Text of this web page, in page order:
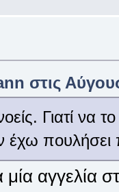
στις
Γιατί να
έχω πουλήσει
αγγελία